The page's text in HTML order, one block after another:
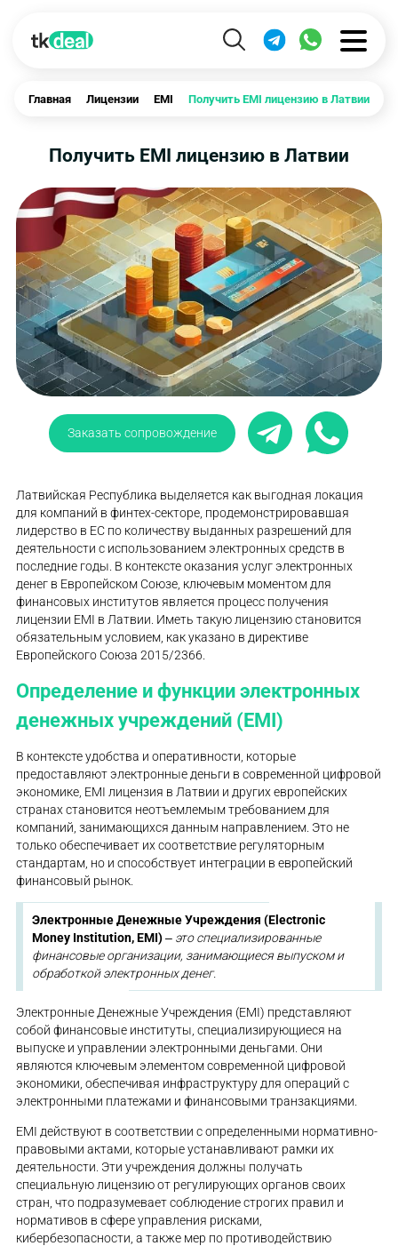
Главная Лицензии EMI Получить EMI лицензию в Латвии
Получить EMI лицензию в Латвии
Заказать сопровождение
Латвийская Республика выделяется как выгодная локация
для компаний в финтех-секторе, продемонстрировавшая
лидерство в ЕС по количеству выданных разрешений для
деятельности с использованием электронных средств в
последние годы. В контексте оказания услуг электронных
денег в Европейском Союзе, ключевым моментом для
финансовых институтов является процесс получения
лицензии EMI в Латвии. Иметь такую лицензию становится
обязательным условием, как указано в директиве
Европейского Союза 2015/2366.
Определение и функции электронных
денежных учреждений (EMI)
В контексте удобства и оперативности, которые
предоставляют электронные деньги в современной цифровой
экономике, EMI лицензия в Латвии и других европейских
странах становится неотъемлемым требованием для
компаний, занимающихся данным направлением. Это не
только обеспечивает их соответствие регуляторным
стандартам, но и способствует интеграции в европейский
финансовый рынок.
Электронные Денежные Учреждения (Electronic
Money Institution, EMI)‒ это специализированные
финансовые организации, занимающиеся выпуском и
обработкой электронных денег.
Электронные Денежные Учреждения (EMI) представляют
собой финансовые институты, специализирующиеся на
выпуске и управлении электронными деньгами. Они
являются ключевым элементом современной цифровой
экономики, обеспечивая инфраструктуру для операций с
электронными платежами и финансовыми транзакциями.
EMI действуют в соответствии с определенными нормативно-
правовыми актами, которые устанавливают рамки их
деятельности. Эти учреждения должны получать
специальную лицензию от регулирующих органов своих
стран, что подразумевает соблюдение строгих правил и
нормативов в сфере управления рисками,
кибербезопасности, а также мер по противодействию